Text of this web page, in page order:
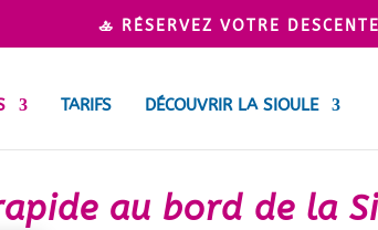
🚣 RÉSERVEZ VOTRE
TARIFS DÉCOUVRIR LA SIOULE
au bord de la